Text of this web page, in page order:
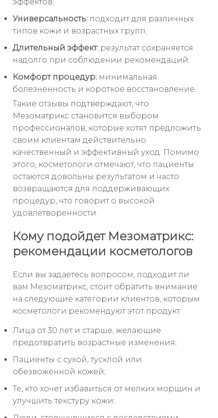
Универсальность: подходит для различных
типов кожи и возрастных групп;
Длительный эффект: результат сохраняется
надолго при соблюдении рекомендаций;
Комфорт процедур: минимальная
болезненность и короткое восстановление.
Такие отзывы подтверждают, что
Мезоматрикс становится выбором
профессионалов, которые хотят предложить
своим клиентам действительно
качественный и эффективный уход. Помимо
этого, косметологи отмечают, что пациенты
остаются довольны результатом и часто
возвращаются для поддерживающих
процедур, что говорит о высокой
удовлетворенности.
Кому подойдет Мезоматрикс:
рекомендации косметологов
Если вы задаетесь вопросом, подходит ли
вам Мезоматрикс, стоит обратить внимание
на следующие категории клиентов, которым
косметологи рекомендуют этот продукт:
Лица от 30 лет и старше, желающие
предотвратить возрастные изменения;
Пациенты с сухой, тусклой или
обезвоженной кожей;
Те, кто хочет избавиться от мелких морщин и
улучшить текстуру кожи;